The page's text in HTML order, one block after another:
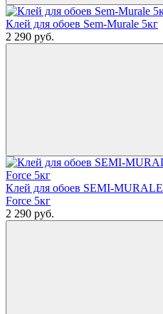
Клей для обоев Sem-Murale 5кг
2 290 руб.
Клей для обоев SEMI-MURALE
Force 5кг
2 290 руб.